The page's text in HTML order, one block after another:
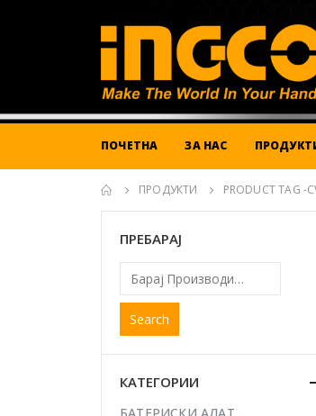
ПОЧЕТНА ЗА НАС
ПРОДУКТИ PRODUCT TAG -
ПРЕБАРАЈ
Search
КАТЕГОРИИ